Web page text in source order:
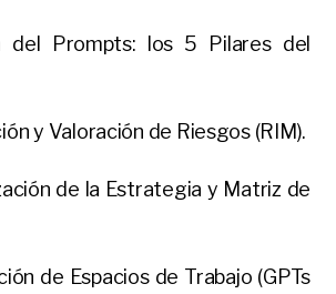
del Prompts: los 5 Pilares del
y Valoración de Riesgos (RIM).
de la Estrategia y Matriz de
de Espacios de Trabajo (GPTs